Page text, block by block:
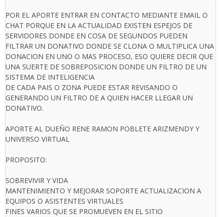
POR EL APORTE ENTRAR EN CONTACTO MEDIANTE EMAIL O
CHAT PORQUE EN LA ACTUALIDAD EXISTEN ESPEJOS DE
SERVIDORES DONDE EN COSA DE SEGUNDOS PUEDEN
FILTRAR UN DONATIVO DONDE SE CLONA O MULTIPLICA UNA
DONACION EN UNO O MAS PROCESO, ESO QUIERE DECIR QUE
UNA SUERTE DE SOBREPOSICION DONDE UN FILTRO DE UN
SISTEMA DE INTELIGENCIA
DE CADA PAIS O ZONA PUEDE ESTAR REVISANDO O
GENERANDO UN FILTRO DE A QUIEN HACER LLEGAR UN
DONATIVO.
APORTE AL DUEÑO RENE RAMON POBLETE ARIZMENDY Y
UNIVERSO VIRTUAL
PROPOSITO:
SOBREVIVIR Y VIDA
MANTENIMIENTO Y MEJORAR SOPORTE ACTUALIZACION A
EQUIPOS O ASISTENTES VIRTUALES
FINES VARIOS QUE SE PROMUEVEN EN EL SITIO